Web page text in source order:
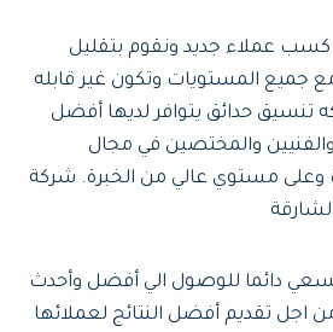
عملاء جديد ونقوم بتقليل
جميع المستويات وتكون غير قابله
تنسيق حدائق يتوافر لديها أفضل
والمختصين في مجال
وعلى مستوي عالي من الخبرة. شركة
تسعي دائما للوصول الي أفضل وأحدث
اجل تقديم أفضل النتائج لعملائها